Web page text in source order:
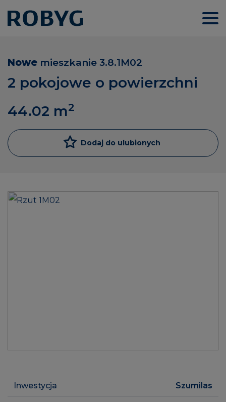
Nowe mieszkanie 3.8.1M02
2 pokojowe o powierzchni
44.02 m2
Dodaj do ulubionych
Inwestycja Szumilas